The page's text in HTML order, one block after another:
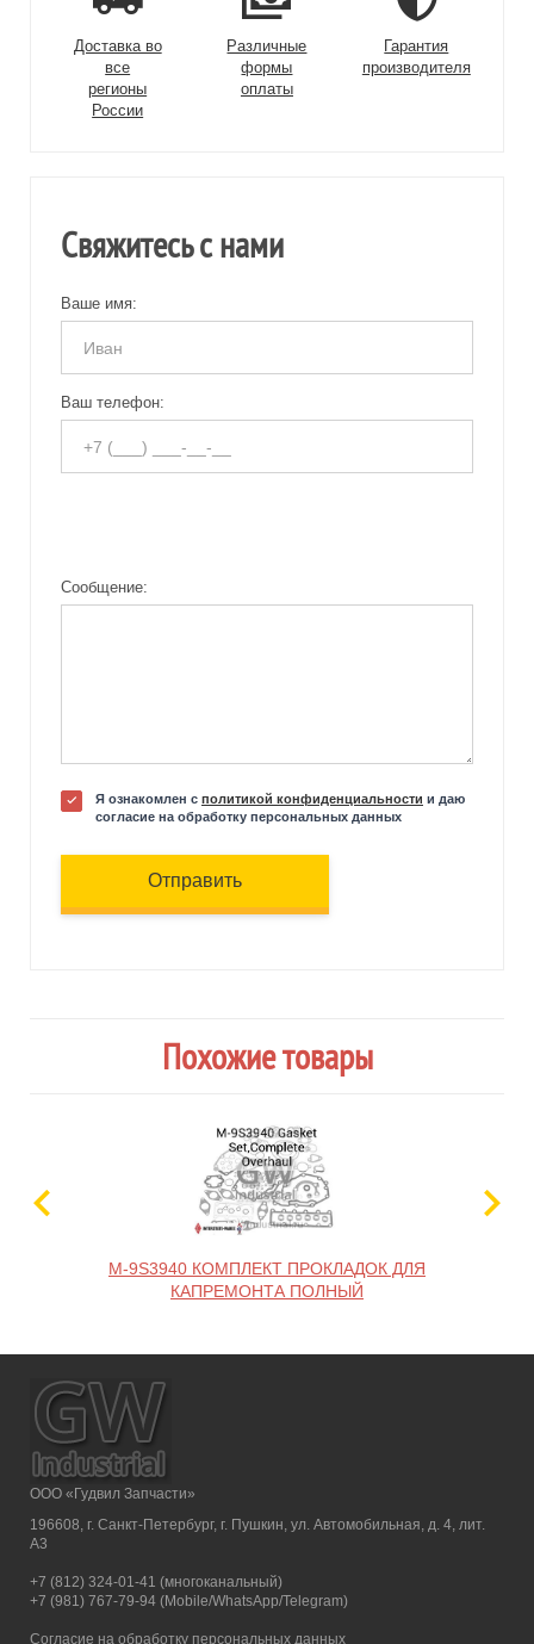
Доставка во
все
регионы
России
Различные
формы
оплаты
Гарантия
производителя
Свяжитесь с нами
Ваше имя:
Ваш телефон:
Сообщение:
Я ознакомлен с политикой конфиденциальности и даю
согласие на обработку персональных данных
Отправить
Похожие товары
M-9S3940 КОМПЛЕКТ ПРОКЛАДОК ДЛЯ
КАПРЕМОНТА ПОЛНЫЙ
ООО «Гудвил Запчасти»
196608, г. Санкт-Петербург, г. Пушкин, ул. Автомобильная, д. 4, лит.
А3
+7 (812) 324-01-41 (многоканальный)
+7 (981) 767-79-94 (Mobile/WhatsApp/Telegram)
Согласие на обработку персональных данных